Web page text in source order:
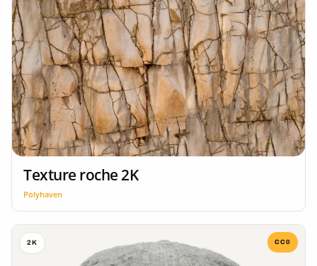
Texture roche 2K
Polyhaven
2K CC0